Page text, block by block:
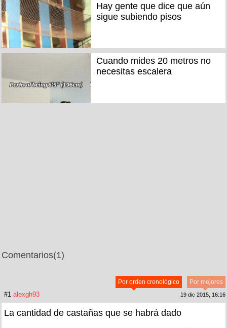
Hay gente que dice que aún
sigue subiendo pisos
Cuando mides 20 metros no
necesitas escalera
Comentarios(1)
Por mejores
Por orden cronológico
#1 alexgh93 19 dic 2015, 16:16
La cantidad de castañas que se habrá dado